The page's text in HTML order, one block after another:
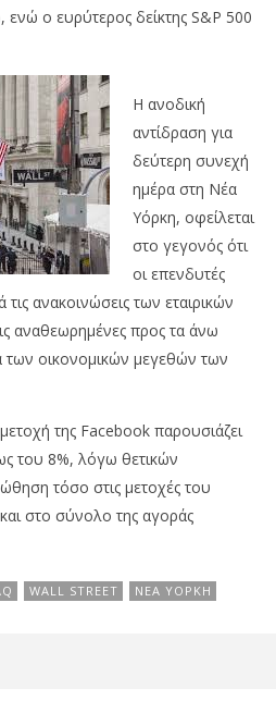
VIEWING
δείκτες στη Wall Street
αποτελεσμάτων
ο ευρύτερος δείκτης S&P 500
Η ανοδική
αντίδραση για
δεύτερη συνεχή
ημέρα στη Νέα
Υόρκη, οφείλεται
στο γεγονός ότι
οι επενδυτές
τις ανακοινώσεις των εταιρικών
αναθεωρημένες προς τα άνω
των οικονομικών μεγεθών των
μετοχή της Facebook παρουσιάζει
του 8%, λόγω θετικών
τόσο στις μετοχές του
στο σύνολο της αγοράς
WALL STREET ΝΈΑ ΥΌΡΚΗ